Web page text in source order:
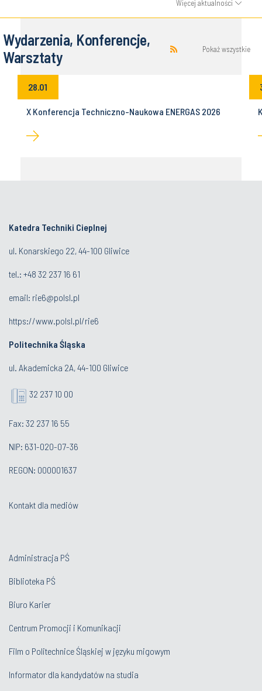
Więcej aktualności
Wydarzenia, Konferencje,
Warsztaty
Pokaż wszystkie
28.01
X Konferencja Techniczno-Naukowa ENERGAS 2026
Katedra Techniki Cieplnej
ul. Konarskiego 22, 44-100 Gliwice
tel.: +48 32 237 16 61
email: rie6@polsl.pl
https://www.polsl.pl/rie6
Politechnika Śląska
ul. Akademicka 2A, 44-100 Gliwice
32 237 10 00
Fax: 32 237 16 55
NIP: 631-020-07-36
REGON: 000001637
Kontakt dla mediów
Administracja PŚ
Biblioteka PŚ
Biuro Karier
Centrum Promocji i Komunikacji
Film o Politechnice Śląskiej w języku migowym
Informator dla kandydatów na studia